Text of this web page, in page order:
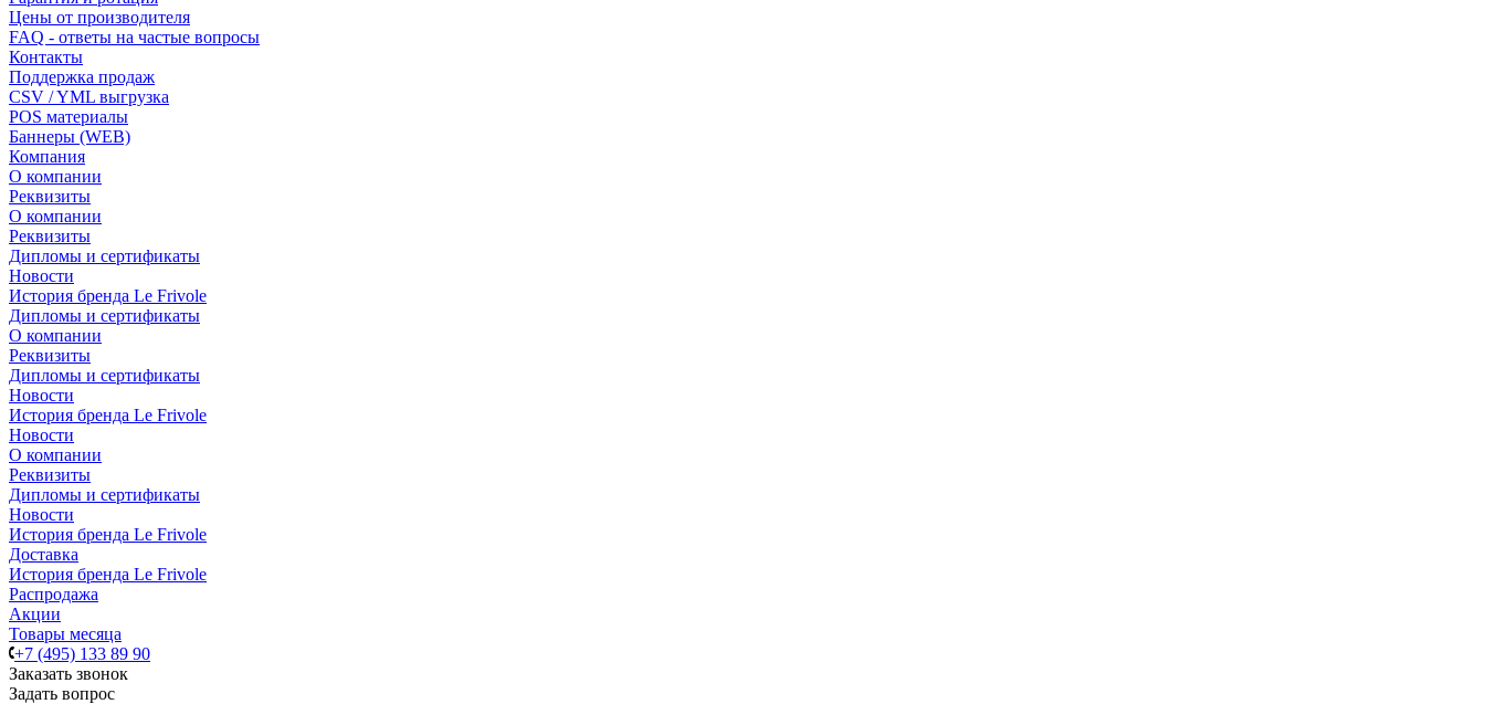
Цены от производителя
FAQ - ответы на частые вопросы
Контакты
Поддержка продаж
CSV / YML выгрузка
POS материалы
Баннеры (WEB)
Компания
О компании
Реквизиты
О компании
Реквизиты
Дипломы и сертификаты
Новости
История бренда Le Frivole
Дипломы и сертификаты
О компании
Реквизиты
Дипломы и сертификаты
Новости
История бренда Le Frivole
Новости
О компании
Реквизиты
Дипломы и сертификаты
Новости
История бренда Le Frivole
Доставка
История бренда Le Frivole
Распродажа
Акции
Товары месяца
+7 (495) 133 89 90
Заказать звонок
Задать вопрос